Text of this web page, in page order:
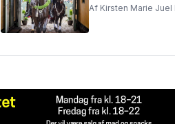
Af Kirsten Marie Juel